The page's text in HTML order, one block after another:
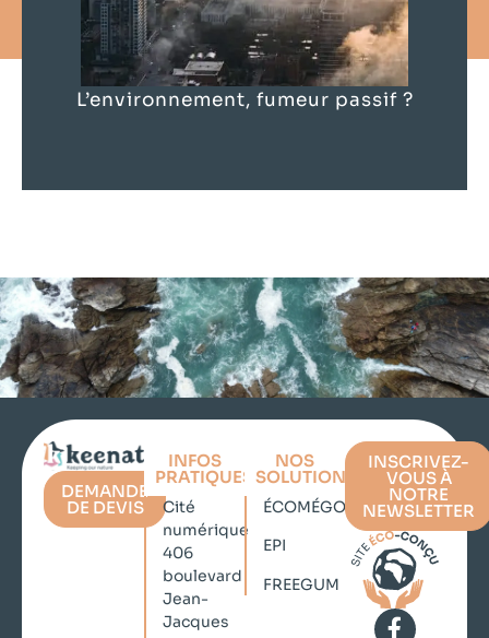
L’environnement, fumeur passif ?
DEMANDE
DE DEVIS
INFOS
PRATIQUES
Cité
numérique
406
boulevard
Jean-
Jacques
NOS
SOLUTIONS
ÉCOMÉGOT
EPI
FREEGUM
INSCRIVEZ-
VOUS À
NOTRE
NEWSLETTER